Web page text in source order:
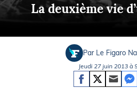
La deuxième vie
Par Le Figaro
Jeudi 27 juin 2013 à